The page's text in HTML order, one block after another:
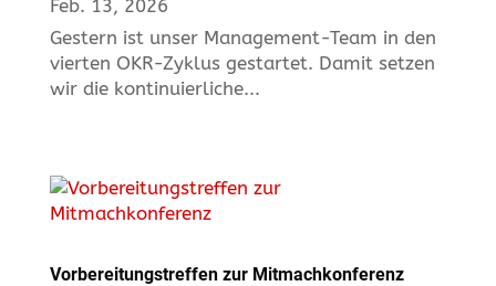
Feb. 13, 2026
Gestern ist unser Management-Team in den
vierten OKR-Zyklus gestartet. Damit setzen
wir die kontinuierliche...
Vorbereitungstreffen zur Mitmachkonferenz